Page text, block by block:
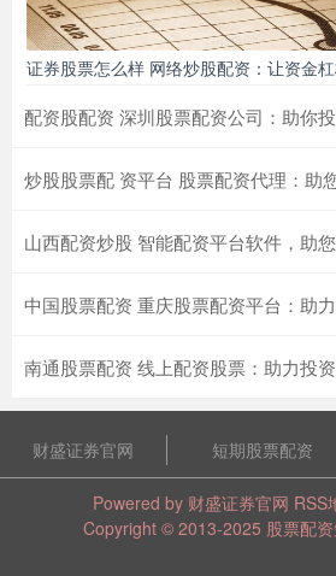
证券股票怎么样 网络炒股配资：让资金
配资股配资 深圳股票配资公司：助你
炒股股票配 资平台 股票配资代理：助
山西配资炒股 智能配资平台软件，助
中国股票配资 重庆股票配资平台：助
南通股票配资 线上配资股票：助力投
财盛证券官网 短期股票配资
Powered by 财盛证券官网 RSS
Copyright © 2013-2025 股票配